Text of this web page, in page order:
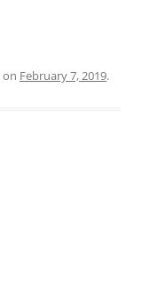
on February 7, 2019.